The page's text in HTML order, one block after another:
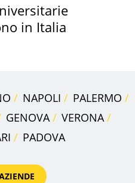
in Italia
NAPOLI
PALERMO
GENOVA
VERONA
PADOVA